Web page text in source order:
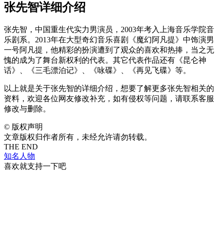
张先智详细介绍
张先智，中国重生代实力男演员，2003年考入上海音乐学院音
乐剧系。2013年在大型奇幻音乐喜剧《魔幻阿凡提》中饰演男
一号阿凡提，他精彩的扮演遭到了观众的喜欢和热捧，当之无
愧的成为了舞台新权利的代表。其它代表作品还有《昆仑神
话》、《三毛漂泊记》、《咏碟》、《再见飞碟》等。
以上就是关于张先智的详细介绍，想要了解更多张先智相关的
资料，欢迎各位网友修改补充，如有侵权等问题，请联系客服
修改与删除。
© 版权声明
文章版权归作者所有，未经允许请勿转载。
THE END
知名人物
喜欢就支持一下吧